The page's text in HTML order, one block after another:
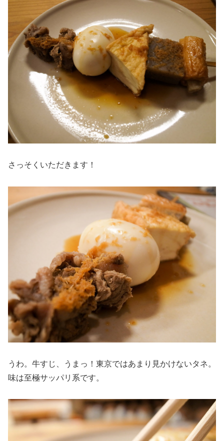
さっそくいただきます！
うわ。牛すじ、うまっ！東京ではあまり見かけないタネ。
味は至極サッパリ系です。